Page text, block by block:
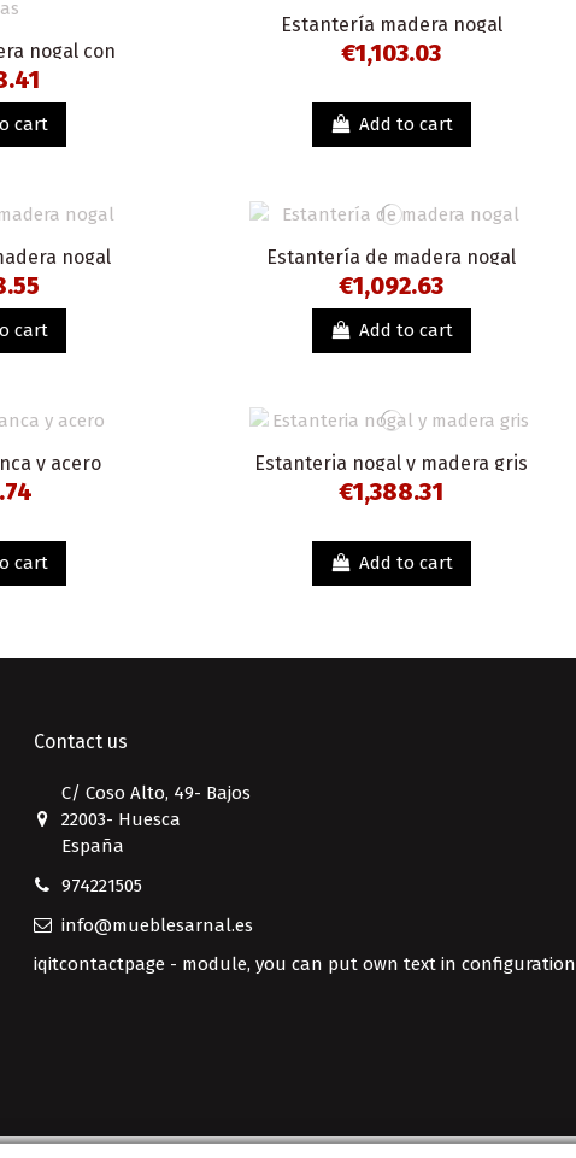
nogal con
cart
Estantería madera nogal
€1,103.03
Add to cart
nogal
cart
Estantería de madera nogal
€1,092.63
Add to cart
y acero
cart
Estanteria nogal y madera gris
€1,388.31
Add to cart
Contact us
C/ Coso Alto, 49- Bajos
22003- Huesca
España
974221505
info@mueblesarnal.es
iqitcontactpage - module, you can put own text in configuration